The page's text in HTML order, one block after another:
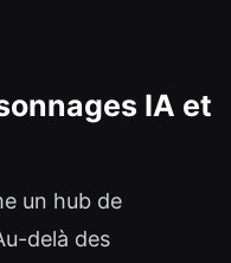
IA et
un hub de
delà des